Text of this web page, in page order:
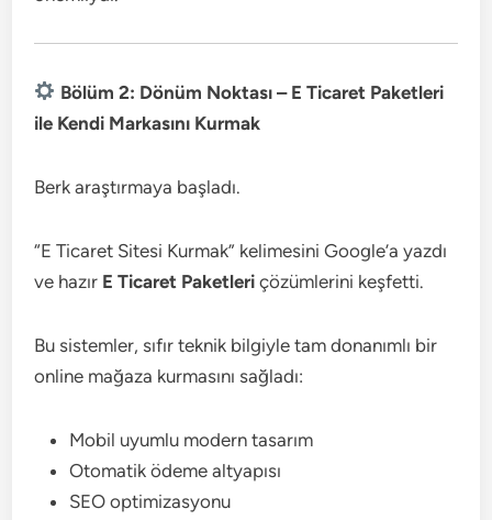
Bölüm 2: Dönüm Noktası – E Ticaret Paketleri
ile Kendi Markasını Kurmak
Berk araştırmaya başladı.
“E Ticaret Sitesi Kurmak” kelimesini Google’a yazdı
ve hazır E Ticaret Paketleri çözümlerini keşfetti.
Bu sistemler, sıfır teknik bilgiyle tam donanımlı bir
online mağaza kurmasını sağladı:
Mobil uyumlu modern tasarım
Otomatik ödeme altyapısı
SEO optimizasyonu